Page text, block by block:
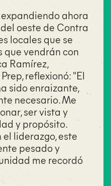
ahora
oeste de Contra
locales que se
que vendrán con
Ramírez,
reflexionó: "El
sido enraizante,
necesario. Me
ser vista y
y propósito.
liderazgo, este
pesado y
me recordó